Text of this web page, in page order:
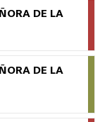
DE LA
DE LA